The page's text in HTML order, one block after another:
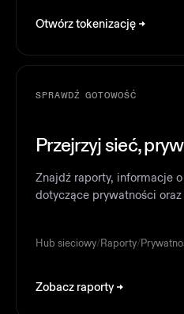
Otwórz tokenizację
SPRAWDŹ GOTOWOŚĆ
Przejrzyj sieć,
Znajdź raporty, informacje
dotyczące prywatności
Hub sieciowy/Raporty/
Zobacz raporty